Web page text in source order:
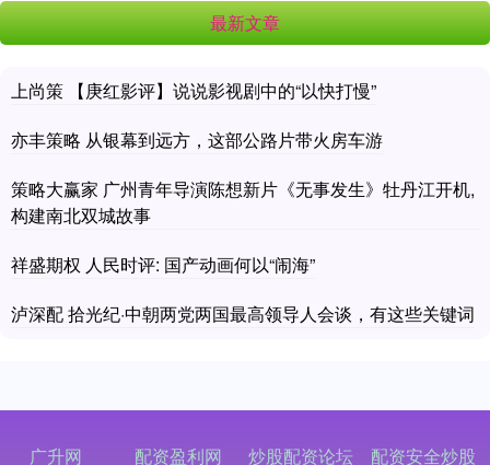
最新文章
上尚策 【庚红影评】说说影视剧中的“以快打慢”
亦丰策略 从银幕到远方，这部公路片带火房车游
策略大赢家 广州青年导演陈想新片《无事发生》牡丹江开机,
构建南北双城故事
祥盛期权 人民时评: 国产动画何以“闹海”
泸深配 拾光纪·中朝两党两国最高领导人会谈，有这些关键词
广升网 配资盈利网 炒股配资论坛 配资安全炒股